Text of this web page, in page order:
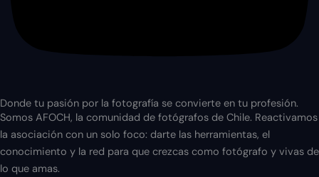
Donde tu pasión por la fotografía se convierte en tu profesión.
Somos AFOCH, la comunidad de fotógrafos de Chile. Reactivamos
la asociación con un solo foco: darte las herramientas, el
conocimiento y la red para que crezcas como fotógrafo y vivas de
lo que amas.